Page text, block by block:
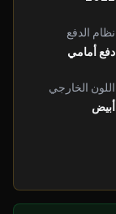
نظام الدفع
دفع أمامي
اللون الخارجي
أبيض